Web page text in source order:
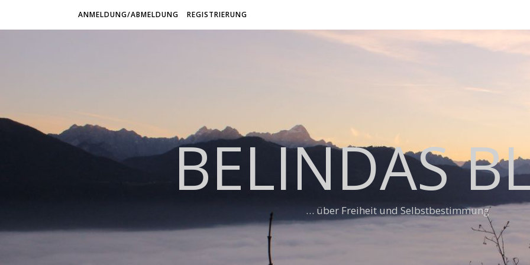
ANMELDUNG/ABMELDUNG REGISTRIERUNG
BELINDAS
… über Freiheit und Selbstbestimmung